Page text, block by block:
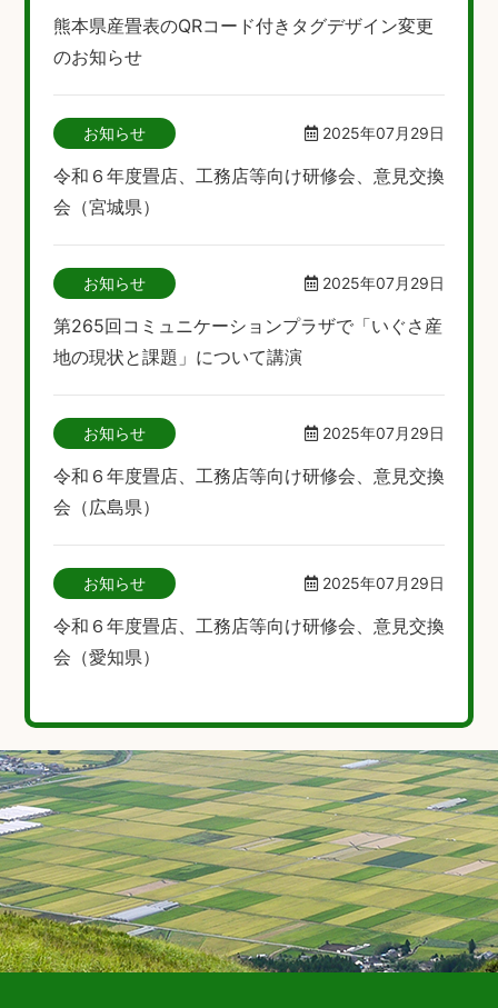
熊本県産畳表のQRコード付きタグデザイン変更
のお知らせ
お知らせ 2025年07月29日
令和６年度畳店、工務店等向け研修会、意見交換
会（宮城県）
お知らせ 2025年07月29日
第265回コミュニケーションプラザで「いぐさ産
地の現状と課題」について講演
お知らせ 2025年07月29日
令和６年度畳店、工務店等向け研修会、意見交換
会（広島県）
お知らせ 2025年07月29日
令和６年度畳店、工務店等向け研修会、意見交換
会（愛知県）